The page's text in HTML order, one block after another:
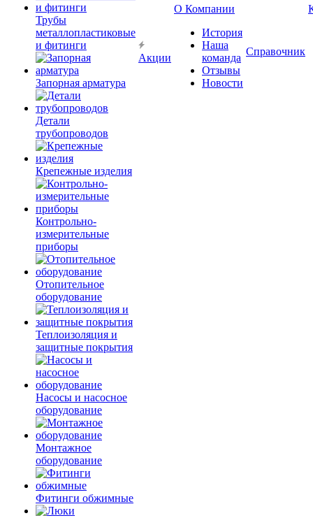
Трубы
металлопластиковые
и фитинги
Запорная арматура
Детали
трубопроводов
Крепежные изделия
Контрольно-
измерительные
приборы
Отопительное
оборудование
Теплоизоляция и
защитные покрытия
Насосы и насосное
оборудование
Монтажное
оборудование
Фитинги обжимные
Акции
О Компании
История
Наша
команда
Отзывы
Новости
Справочник